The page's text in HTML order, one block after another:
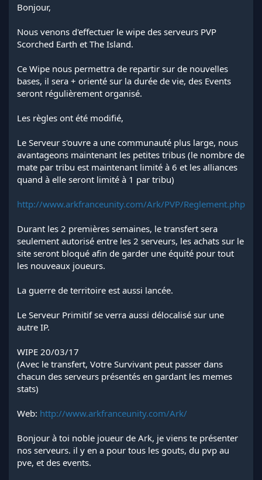
Bonjour,
Nous venons d'effectuer le wipe des serveurs PVP
Scorched Earth et The Island.
Ce Wipe nous permettra de repartir sur de nouvelles
bases, il sera + orienté sur la durée de vie, des Events
seront régulièrement organisé.
Les règles ont été modifié,
Le Serveur s'ouvre a une communauté plus large, nous
avantageons maintenant les petites tribus (le nombre de
mate par tribu est maintenant limité à 6 et les alliances
quand à elle seront limité à 1 par tribu)
http://www.arkfranceunity.com/Ark/PVP/Reglement.php
Durant les 2 premières semaines, le transfert sera
seulement autorisé entre les 2 serveurs, les achats sur le
site seront bloqué afin de garder une équité pour tout
les nouveaux joueurs.
La guerre de territoire est aussi lancée.
Le Serveur Primitif se verra aussi délocalisé sur une
autre IP.
WIPE 20/03/17
(Avec le transfert, Votre Survivant peut passer dans
chacun des serveurs présentés en gardant les memes
stats)
Web: http://www.arkfranceunity.com/Ark/
Bonjour à toi noble joueur de Ark, je viens te présenter
nos serveurs. il y en a pour tous les gouts, du pvp au
pve, et des events.